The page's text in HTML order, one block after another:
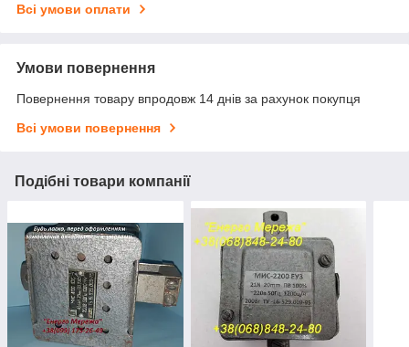
Всі умови оплати
Умови повернення
Повернення товару впродовж 14 днів за рахунок покупця
Всі умови повернення
Подібні товари компанії